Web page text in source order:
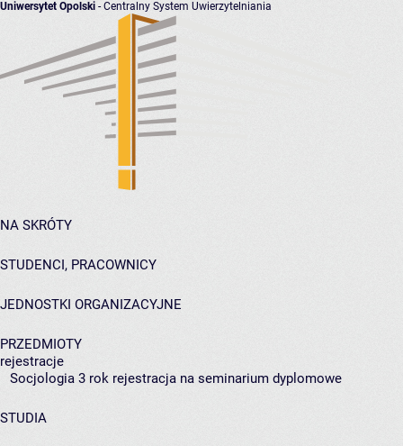
Uniwersytet Opolski - Centralny System Uwierzytelniania
NA SKRÓTY
STUDENCI, PRACOWNICY
JEDNOSTKI ORGANIZACYJNE
PRZEDMIOTY
rejestracje
Socjologia 3 rok rejestracja na seminarium dyplomowe
STUDIA